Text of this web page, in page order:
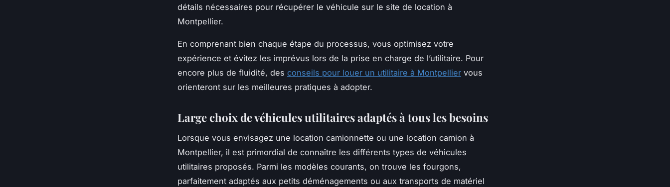
détails nécessaires pour récupérer le véhicule sur le site de location à
Montpellier.
En comprenant bien chaque étape du processus, vous optimisez votre
expérience et évitez les imprévus lors de la prise en charge de l’utilitaire. Pour
encore plus de fluidité, des conseils pour louer un utilitaire à Montpellier vous
orienteront sur les meilleures pratiques à adopter.
Large choix de véhicules utilitaires adaptés à tous les besoins
Lorsque vous envisagez une location camionnette ou une location camion à
Montpellier, il est primordial de connaître les différents types de véhicules
utilitaires proposés. Parmi les modèles courants, on trouve les fourgons,
parfaitement adaptés aux petits déménagements ou aux transports de matériel